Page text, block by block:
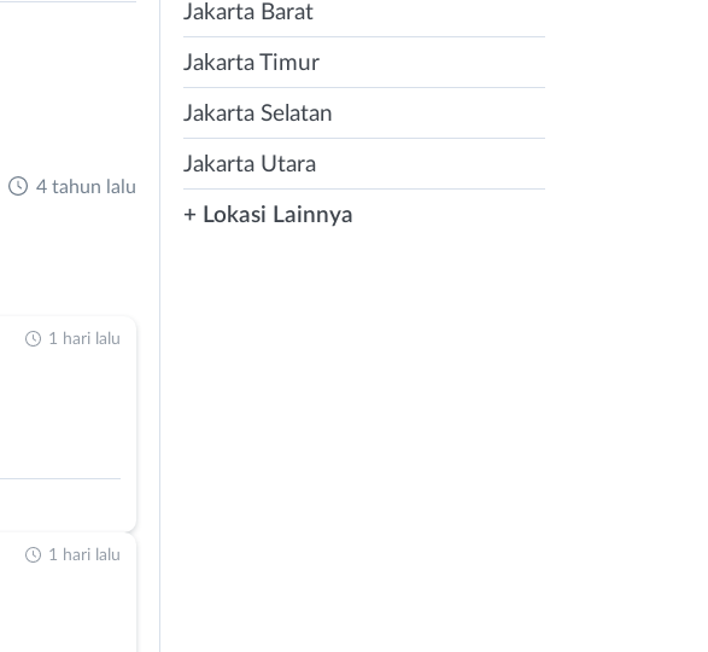
4 tahun lalu
1 hari lalu
1 hari lalu
Jakarta Barat
Jakarta Timur
Jakarta Selatan
Jakarta Utara
+ Lokasi Lainnya